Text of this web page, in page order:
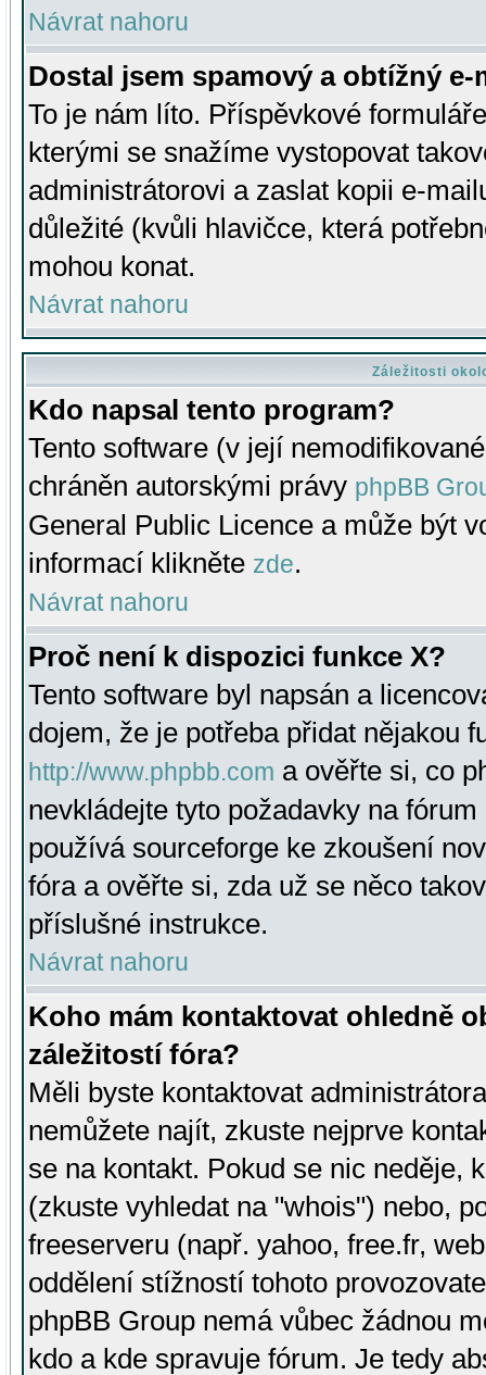
Návrat nahoru
Dostal jsem spamový a obtížný
To je nám líto. Příspěvkové
kterými se snažíme vystopovat
administrátorovi a zaslat kopii e-
důležité (kvůli hlavičce, která
mohou konat.
Návrat nahoru
Záležitosti
Kdo napsal tento program?
Tento software (v její
chráněn autorskými právy phpBB
General Public Licence a může být
informací klikněte zde.
Návrat nahoru
Proč není k dispozici funkce X?
Tento software byl napsán a
dojem, že je potřeba přidat nějakou
http://www.phpbb.com a ověřte si, co
nevkládejte tyto požadavky na
používá sourceforge ke zkoušení
fóra a ověřte si, zda už se něco
příslušné instrukce.
Návrat nahoru
Koho mám kontaktovat ohledně
záležitostí fóra?
Měli byste kontaktovat
nemůžete najít, zkuste nejprve
se na kontakt. Pokud se nic neděje,
(zkuste vyhledat na "whois") nebo,
freeserveru (např. yahoo, free.fr,
oddělení stížností tohoto
phpBB Group nemá vůbec žádnou
kdo a kde spravuje fórum. Je tedy